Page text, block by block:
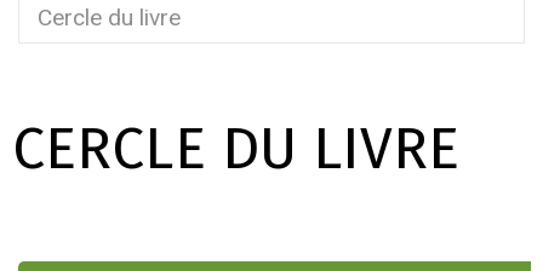
Cercle du livre
CERCLE DU LIVRE